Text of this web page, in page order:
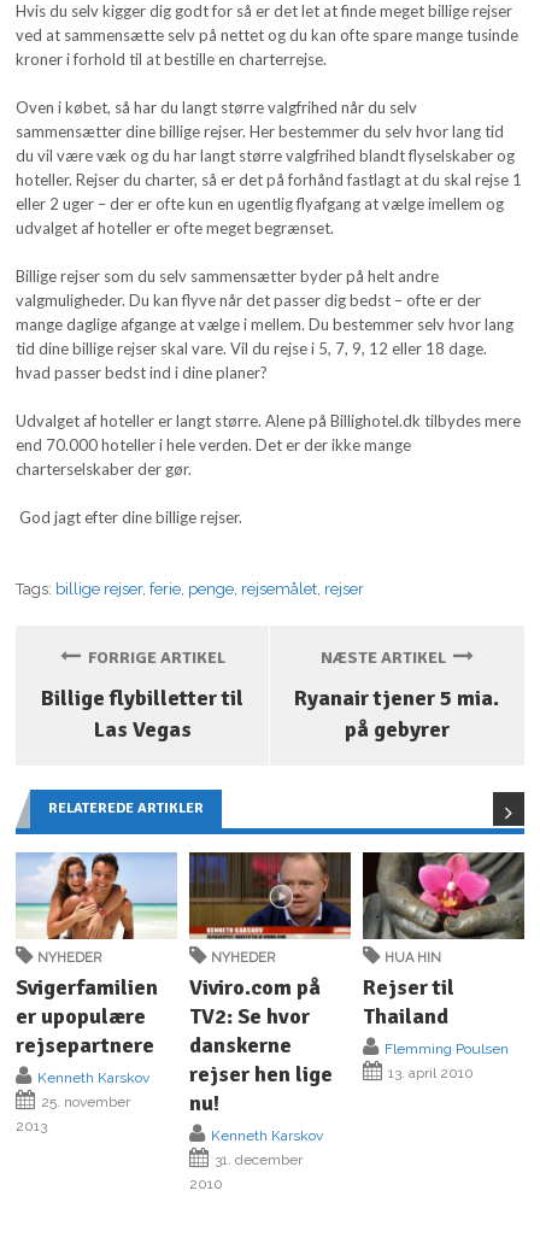
Hvis du selv kigger dig godt for så er det let at finde meget billige rejser
ved at sammensætte selv på nettet og du kan ofte spare mange tusinde
kroner i forhold til at bestille en charterrejse.
Oven i købet, så har du langt større valgfrihed når du selv
sammensætter dine billige rejser. Her bestemmer du selv hvor lang tid
du vil være væk og du har langt større valgfrihed blandt flyselskaber og
hoteller. Rejser du charter, så er det på forhånd fastlagt at du skal rejse 1
eller 2 uger – der er ofte kun en ugentlig flyafgang at vælge imellem og
udvalget af hoteller er ofte meget begrænset.
Billige rejser som du selv sammensætter byder på helt andre
valgmuligheder. Du kan flyve når det passer dig bedst – ofte er der
mange daglige afgange at vælge i mellem. Du bestemmer selv hvor lang
tid dine billige rejser skal vare. Vil du rejse i 5, 7, 9, 12 eller 18 dage.
hvad passer bedst ind i dine planer?
Udvalget af hoteller er langt større. Alene på Billighotel.dk tilbydes mere
end 70.000 hoteller i hele verden. Det er der ikke mange
charterselskaber der gør.
God jagt efter dine billige rejser.
Tags: billige rejser,ferie, penge, rejsemålet, rejser
FORRIGE ARTIKEL
Billige flybilletter til
Las Vegas
NÆSTE ARTIKEL
Ryanair tjener 5 mia.
på gebyrer
RELATEREDE ARTIKLER
NYHEDER
Svigerfamilien
er upopulære
rejsepartnere
Kenneth Karskov
25. november
2013
NYHEDER
Viviro.com på
TV2: Se hvor
danskerne
rejser hen lige
nu!
Kenneth Karskov
31. december
2010
HUA HIN
Rejser til
Thailand
Flemming Poulsen
13. april 2010